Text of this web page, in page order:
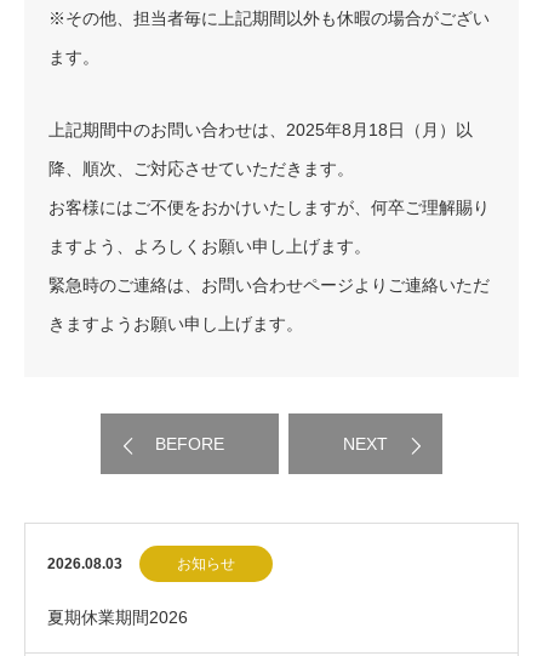
※その他、担当者毎に上記期間以外も休暇の場合がござい
ます。
上記期間中のお問い合わせは、2025年8月18日（月）以
降、順次、ご対応させていただきます。
お客様にはご不便をおかけいたしますが、何卒ご理解賜り
ますよう、よろしくお願い申し上げます。
緊急時のご連絡は、お問い合わせページよりご連絡いただ
きますようお願い申し上げます。
BEFORE NEXT
2026.08.03 お知らせ
夏期休業期間2026